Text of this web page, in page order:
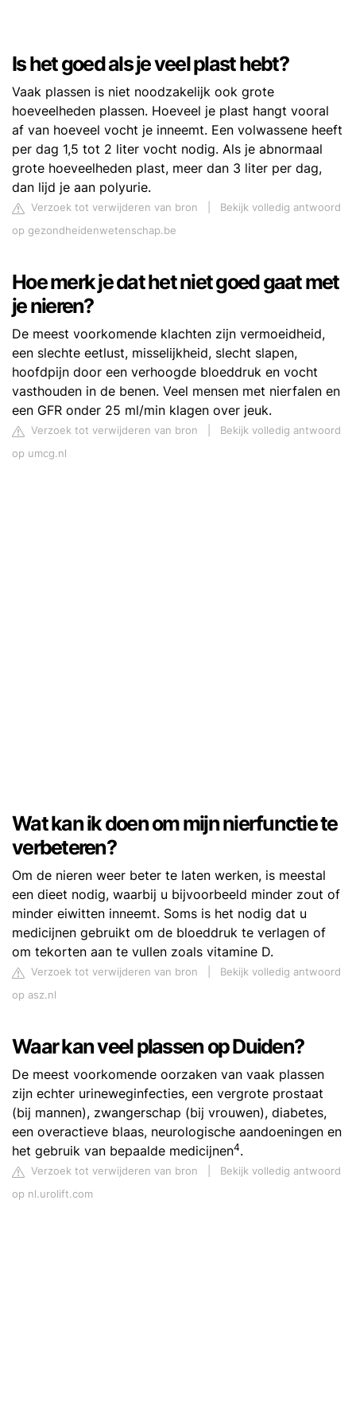
Is het goed als je veel plast hebt?
Vaak plassen is niet noodzakelijk ook grote
hoeveelheden plassen. Hoeveel je plast hangt vooral
af van hoeveel vocht je inneemt. Een volwassene heeft
per dag 1,5 tot 2 liter vocht nodig. Als je abnormaal
grote hoeveelheden plast, meer dan 3 liter per dag,
dan lijd je aan polyurie.
Verzoek tot verwijderen van bron
Bekijk volledig antwoord
op gezondheidenwetenschap.be
Hoe merk je dat het niet goed gaat met
je nieren?
De meest voorkomende klachten zijn vermoeidheid,
een slechte eetlust, misselijkheid, slecht slapen,
hoofdpijn door een verhoogde bloeddruk en vocht
vasthouden in de benen. Veel mensen met nierfalen en
een GFR onder 25 ml/min klagen over jeuk.
Verzoek tot verwijderen van bron
Bekijk volledig antwoord
op umcg.nl
Wat kan ik doen om mijn nierfunctie te
verbeteren?
Om de nieren weer beter te laten werken, is meestal
een dieet nodig, waarbij u bijvoorbeeld minder zout of
minder eiwitten inneemt. Soms is het nodig dat u
medicijnen gebruikt om de bloeddruk te verlagen of
om tekorten aan te vullen zoals vitamine D.
Verzoek tot verwijderen van bron
Bekijk volledig antwoord
op asz.nl
Waar kan veel plassen op Duiden?
De meest voorkomende oorzaken van vaak plassen
zijn echter urineweginfecties, een vergrote prostaat
(bij mannen), zwangerschap (bij vrouwen), diabetes,
een overactieve blaas, neurologische aandoeningen en
het gebruik van bepaalde medicijnen4.
Verzoek tot verwijderen van bron
Bekijk volledig antwoord
op nl.urolift.com